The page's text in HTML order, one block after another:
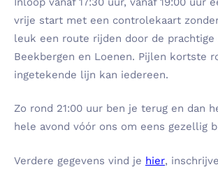
vrije start met een controlekaart
leuk een route rijden door de prachtige
Beekbergen en Loenen. Pijlen kortste
ingetekende lijn kan iedereen.
Zo rond 21:00 uur ben je terug en dan
hele avond vóór ons om eens gezellig
Verdere gegevens vind je hier,